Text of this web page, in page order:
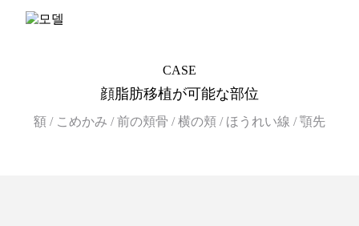
クリニック案内
お知らせ
CASE
顔脂肪移植が可能な部位
額 / こめかみ / 前の頬骨 / 横の頬 / ほうれい線 / 顎先